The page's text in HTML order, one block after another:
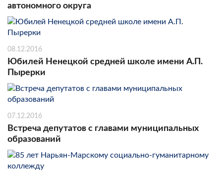
автономного округа
08.12.2016
Юбилей Ненецкой средней школе имени А.П.
Пырерки
07.12.2016
Встреча депутатов с главами муниципальных
образований